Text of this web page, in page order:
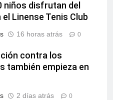
niños disfrutan del
Linense Tenis Club
16 horas atrás 0
contra los
también empieza en
2 días atrás 0